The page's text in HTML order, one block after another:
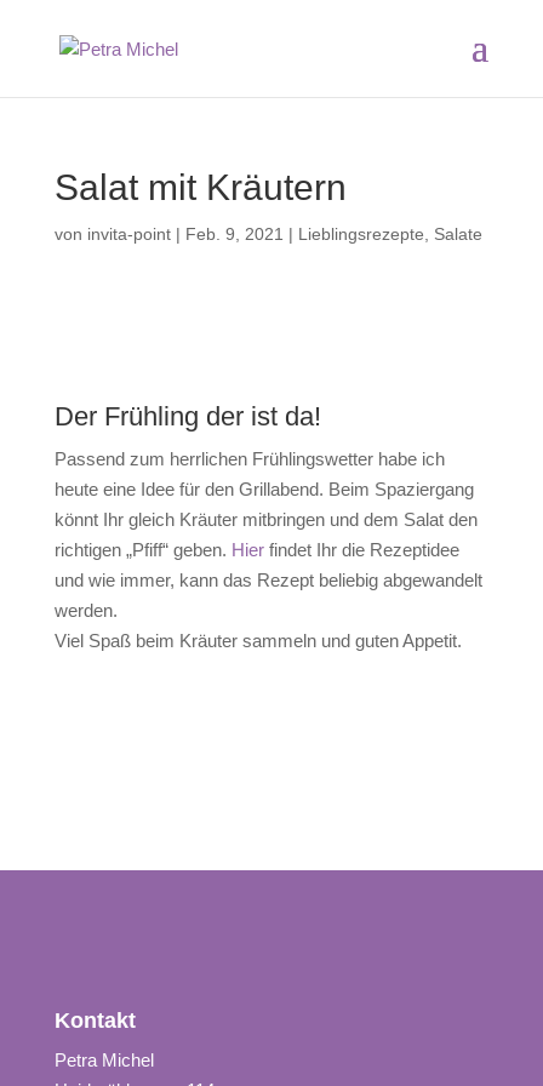
Salat mit Kräutern
von invita-point| Feb. 9, 2021 | Lieblingsrezepte Salate
Der Frühling der ist da!
Passend zum herrlichen Frühlingswetter habe ich
heute eine Idee für den Grillabend. Beim Spaziergang
könnt Ihr gleich Kräuter mitbringen und dem Salat den
richtigen „Pfiff“ geben. Hierfindet Ihr die Rezeptidee
und wie immer, kann das Rezept beliebig abgewandelt
werden.
Viel Spaß beim Kräuter sammeln und guten Appetit.
Kontakt
Petra Michel